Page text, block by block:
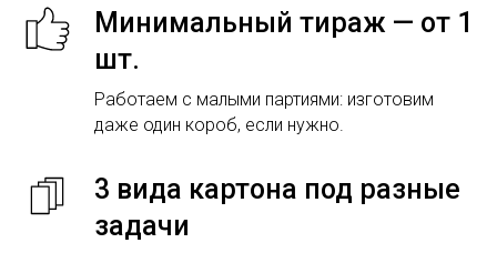
Минимальный тираж — от 1
шт.
Работаем с малыми партиями: изготовим
даже один короб, если нужно.
3 вида картона под разные
задачи